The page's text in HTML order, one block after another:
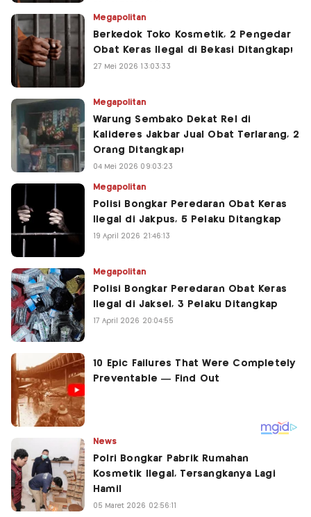
Megapolitan
Berkedok Toko Kosmetik, 2 Pengedar
Obat Keras Ilegal di Bekasi Ditangkap!
27 Mei 2026 13:03:33
Megapolitan
Warung Sembako Dekat Rel di
Kalideres Jakbar Jual Obat Terlarang, 2
Orang Ditangkap!
04 Mei 2026 09:03:23
Megapolitan
Polisi Bongkar Peredaran Obat Keras
Ilegal di Jakpus, 5 Pelaku Ditangkap
19 April 2026 21:46:13
Megapolitan
Polisi Bongkar Peredaran Obat Keras
Ilegal di Jaksel, 3 Pelaku Ditangkap
17 April 2026 20:04:55
News
Polri Bongkar Pabrik Rumahan
Kosmetik Ilegal, Tersangkanya Lagi
Hamil
05 Maret 2026 02:56:11